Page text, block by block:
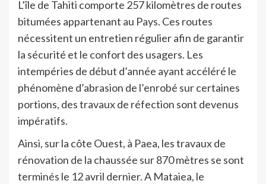
L’île de Tahiti comporte 257 kilomètres de routes
bitumées appartenant au Pays. Ces routes
nécessitent un entretien régulier afin de garantir
la sécurité et le confort des usagers. Les
intempéries de début d’année ayant accéléré le
phénomène d’abrasion de l’enrobé sur certaines
portions, des travaux de réfection sont devenus
impératifs.
Ainsi, sur la côte Ouest, à Paea, les travaux de
rénovation de la chaussée sur 870 mètres se sont
terminés le 12 avril dernier. A Mataiea, le